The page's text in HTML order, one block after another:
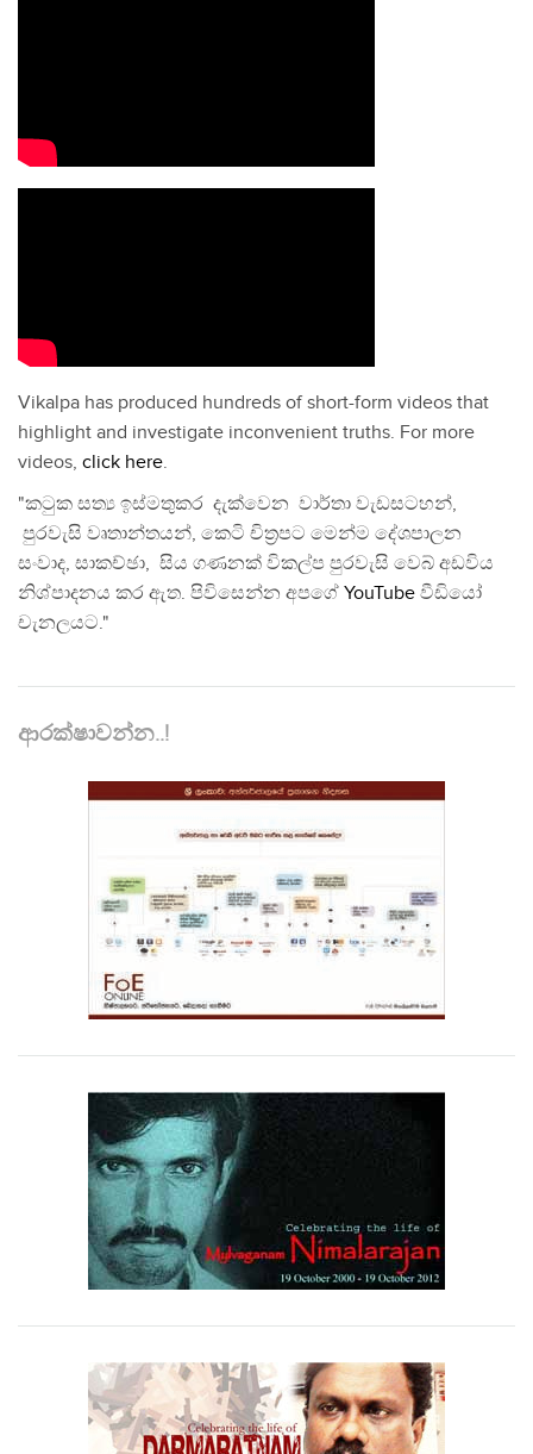
Vikalpa has produced hundreds of short-form videos that
highlight and investigate inconvenient truths. For more
videos, click here.
"කටුක සත්‍ය ඉස්මතුකර දැක්වෙන වාර්තා වැඩසටහන්,
පුරවැසි වෘතාන්තයන්, කෙටි චිත්‍රපට මෙන්ම දේශපාලන
සංවාද, සාකච්ඡා, සිය ගණනක් විකල්ප පුරවැසි වෙබ් අඩවිය
නිශ්පාදනය කර ඇත. පිවිසෙන්න අපගේ YouTube වීඩියෝ
චැනලයට."
ආරක්ෂාවන්න..!